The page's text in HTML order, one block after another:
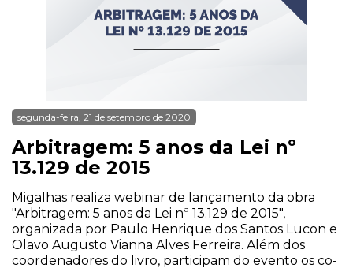
segunda-feira, 21 de setembro de 2020
Arbitragem: 5 anos da Lei nº
13.129 de 2015
Migalhas realiza webinar de lançamento da obra
"Arbitragem: 5 anos da Lei nª 13.129 de 2015",
organizada por Paulo Henrique dos Santos Lucon e
Olavo Augusto Vianna Alves Ferreira. Além dos
coordenadores do livro, participam do evento os co-